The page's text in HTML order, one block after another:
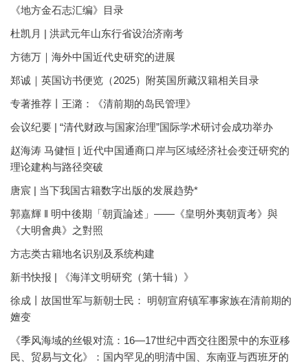
《地方金石志汇编》目录
杜凯月 | 洪武元年山东行省设治济南考
方徳万｜海外中国近代史研究的进展
郑诚｜英国访书便览（2025）附英国所藏汉籍相关目录
专著推荐丨王潞：《清前期的岛民管理》
会议纪要 | “清代财政与国家治理”国际学术研讨会成功举办
赵海涛 马健恒 | 近代中国通商口岸与区域经济社会变迁研究的
理论建构与路径突破
唐宸 | 当下我国古籍数字出版的发展趋势*
郭嘉輝 ‖ 明中後期「朝貢論述」——《皇明外夷朝貢考》與
《大明會典》之對照
方志类古籍地名识别及系统构建
新书快报 | 《海洋文明研究（第十辑）》
徐成丨故国世军与新朝士民： 明朝宣府镇军事家族在清前期的
嬗变
《季风海域的丝银对流：16—17世纪中西交往图景中的东亚移
民、贸易与文化》：国内罕见的明清中国、东南亚与西班牙的